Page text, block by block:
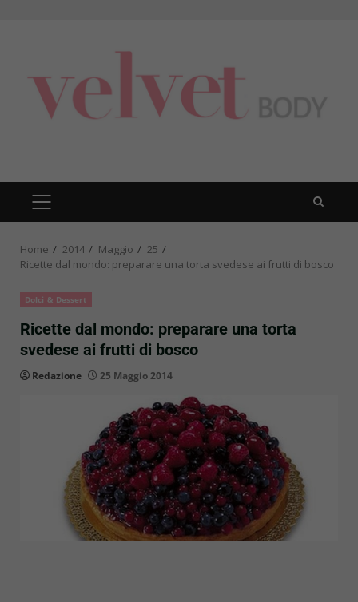
PRIMARY
MENU
Home 2014 Maggio
25
Ricette dal mondo: preparare una torta svedese ai frutti di bosco
Dolci & Dessert
Ricette dal mondo: preparare una torta
svedese ai frutti di bosco
Redazione 25 Maggio 2014